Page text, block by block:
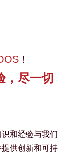
！
，尽一切
和经验与我们
供创新和可持